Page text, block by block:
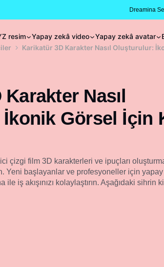
Dreamina
resim Yapay zekâ video Yapay zekâ avatar
Karikatür 3D Karakter Nasıl Oluşturulur:
Nasıl
Görsel İçin
çizgi film 3D karakterleri ve ipuçları
Yeni başlayanlar ve profesyoneller için
iş akışınızı kolaylaştırın. Aşağıdaki sihrin